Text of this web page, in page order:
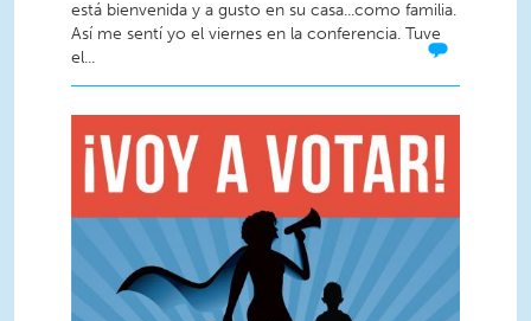
está bienvenida y a gusto en su casa...como familia.
Así me sentí yo el viernes en la conferencia. Tuve
el...